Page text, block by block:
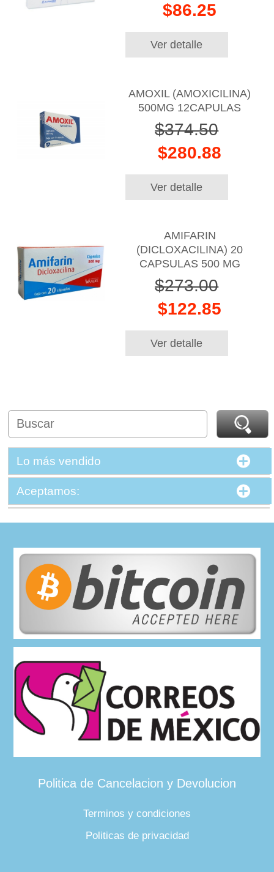
$86.25
Ver detalle
AMOXIL (AMOXICILINA)
500MG 12CAPULAS
$374.50
$280.88
Ver detalle
AMIFARIN
(DICLOXACILINA) 20
CAPSULAS 500 MG
$273.00
$122.85
Ver detalle
Lo más vendido
Aceptamos:
Politica de Cancelacion y Devolucion
Terminos y condiciones
Politicas de privacidad